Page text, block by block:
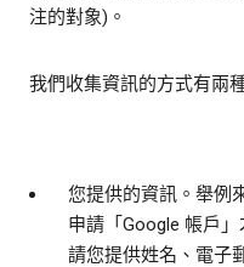
注的對象)。
我們收集資訊的方式有兩
您提供的資訊。 舉例
申請「Google 帳戶
請您提供姓名、電子